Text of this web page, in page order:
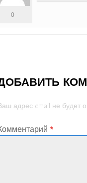
0
адрес email не будет
*